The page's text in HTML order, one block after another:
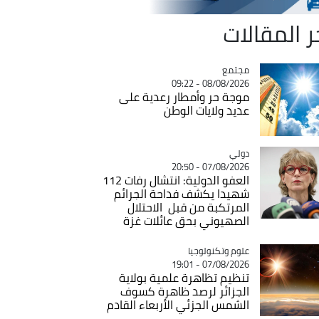
المقالات
Catégorie
مجتمع
08/08/2026 - 09:22
موجة حر وأمطار رعدية على
عديد ولايات الوطن
Catégorie
دولي
07/08/2026 - 20:50
العفو الدولية: انتشال رفات 112
شهيدا يكشف فداحة الجرائم
المرتكبة من قبل الاحتلال
الصهيوني بحق عائلات غزة
Catégorie
علوم وتكنولوجيا
07/08/2026 - 19:01
تنظيم تظاهرة علمية بولاية
الجزائر لرصد ظاهرة كسوف
الشمس الجزئي الأربعاء القادم